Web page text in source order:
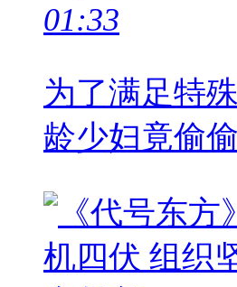
01:33
为了满足特
龄少妇竟偷